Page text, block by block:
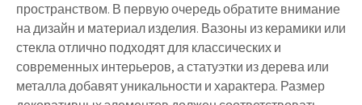
пространством. В первую очередь обратите внимание
на дизайн и материал изделия. Вазоны из керамики или
стекла отлично подходят для классических и
современных интерьеров, а статуэтки из дерева или
металла добавят уникальности и характера. Размер